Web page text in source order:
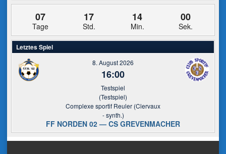
07
Tage
17
Std.
14
Min.
00
Sek.
Letztes Spiel
8. August 2026
16:00
Testspiel
(Testspiel)
Complexe sportif Reuler (Clervaux
- synth.)
FF NORDEN 02 — CS GREVENMACHER